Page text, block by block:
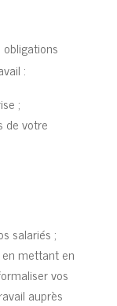
:
;
de votre
salariés ;
mettant en
vos
auprès